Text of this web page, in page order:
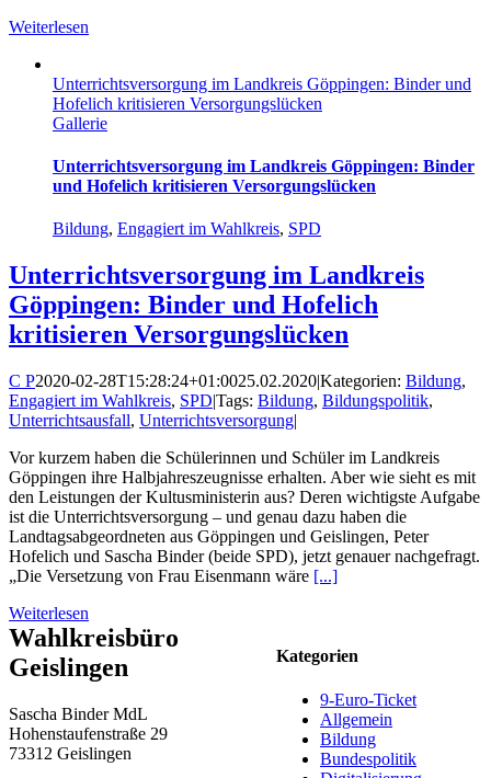
Weiterlesen
Unterrichtsversorgung im Landkreis Göppingen: Binder und
Hofelich kritisieren Versorgungslücken
Gallerie
Unterrichtsversorgung im Landkreis Göppingen: Binder
und Hofelich kritisieren Versorgungslücken
Bildung, Engagiert im Wahlkreis, SPD
Unterrichtsversorgung im Landkreis
Göppingen: Binder und Hofelich
kritisieren Versorgungslücken
C P2020-02-28T15:28:24+01:0025.02.2020|Kategorien: Bildung,
Engagiert im Wahlkreis, SPD|Tags: Bildung, Bildungspolitik,
Unterrichtsausfall, Unterrichtsversorgung|
Vor kurzem haben die Schülerinnen und Schüler im Landkreis
Göppingen ihre Halbjahreszeugnisse erhalten. Aber wie sieht es mit
den Leistungen der Kultusministerin aus? Deren wichtigste Aufgabe
ist die Unterrichtsversorgung – und genau dazu haben die
Landtagsabgeordneten aus Göppingen und Geislingen, Peter
Hofelich und Sascha Binder (beide SPD), jetzt genauer nachgefragt.
„Die Versetzung von Frau Eisenmann wäre [...]
Weiterlesen
Kategorien
9-Euro-Ticket
Allgemein
Bildung
Bundespolitik
Wahlkreisbüro
Geislingen
Sascha Binder MdL
Hohenstaufenstraße 29
73312 Geislingen